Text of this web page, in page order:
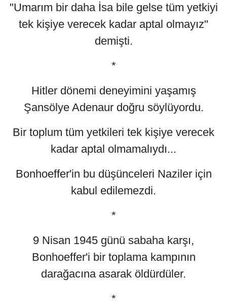
"Umarım bir daha İsa bile gelse tüm yetkiyi
tek kişiye verecek kadar aptal olmayız"
demişti.
*
Hitler dönemi deneyimini yaşamış
Şansölye Adenaur doğru söylüyordu.
Bir toplum tüm yetkileri tek kişiye verecek
kadar aptal olmamalıydı...
Bonhoeffer'in bu düşünceleri Naziler için
kabul edilemezdi.
*
9 Nisan 1945 günü sabaha karşı,
Bonhoeffer'i bir toplama kampının
darağacına asarak öldürdüler.
*